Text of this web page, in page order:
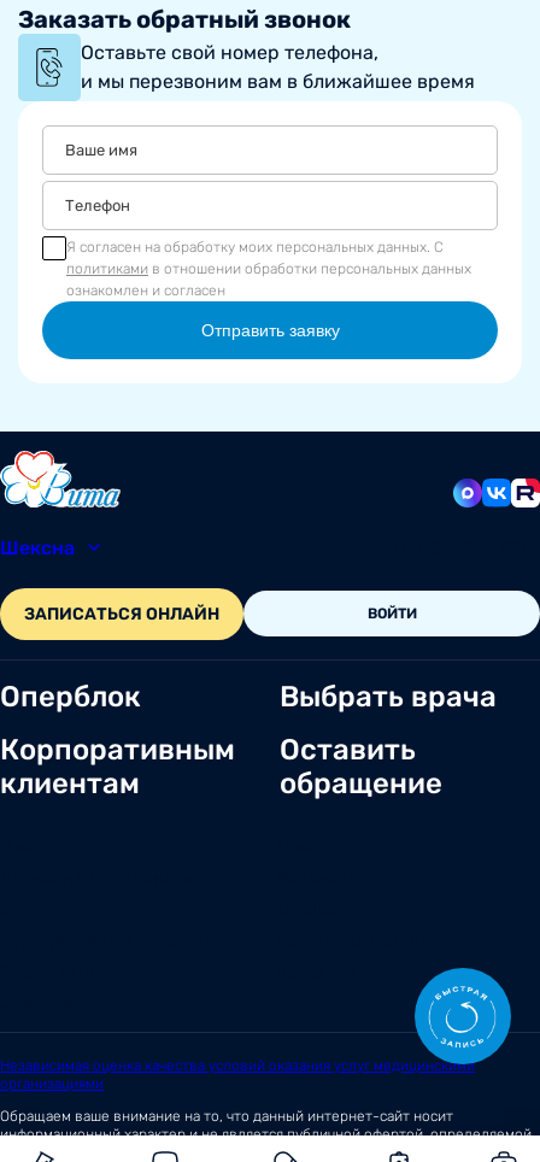
Заказать обратный звонок
Оставьте свой номер телефона,
и мы перезвоним вам в ближайшее время
Я согласен на обработку моих персональных данных. С
политиками в отношении обработки персональных данных
ознакомлен и согласен
Отправить заявку
Шексна
ЗАПИСАТЬСЯ ОНЛАЙН ВОЙТИ
Оперблок
Корпоративным
клиентам
Выбрать врача
Оставить
обращение
Независимая оценка качества условий оказания услуг медицинскими
организациями
Обращаем ваше внимание на то, что данный интернет-сайт носит
информационный характер и не является публичной офертой, определяемой
положениями
Статьи 437 (2) Гражданского кодекса Российской Федерации.